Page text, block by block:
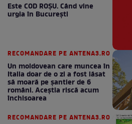
Este COD ROŞU. Când vine
urgia în Bucureşti
RECOMANDARE PE ANTENA3.RO
Un moldovean care muncea în
Italia doar de o zi a fost lăsat
să moară pe şantier de 6
români. Aceștia riscă acum
închisoarea
RECOMANDARE PE ANTENA3.RO